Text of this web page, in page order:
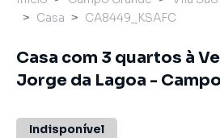
Casa
CA8449_KSAFC
Casa com 3 quartos à
Jorge da Lagoa -
Indisponível